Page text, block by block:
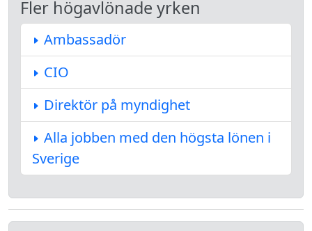
Fler högavlönade yrken
Ambassadör
CIO
Direktör på myndighet
Alla jobben med den högsta lönen i
Sverige